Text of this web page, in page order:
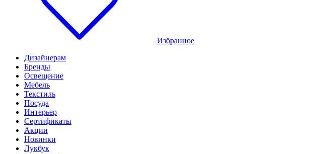
Избранное
Дизайнерам
Бренды
Освещение
Мебель
Текстиль
Посуда
Интерьер
Сертификаты
Акции
Новинки
Лукбук